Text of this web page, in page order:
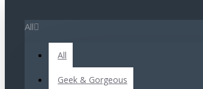
Your Cart
Menu
All
All
Geek & Gorgeous